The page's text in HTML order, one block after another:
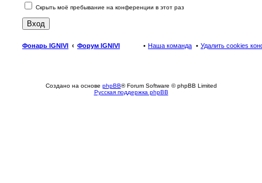
Скрыть моё пребывание на конференции в этот раз
Фонарь IGNIVI Форум IGNIVI Удалить cookies
Наша команда
Создано на основе phpBB® Forum Software © phpBB Limited
Русская поддержка phpBB